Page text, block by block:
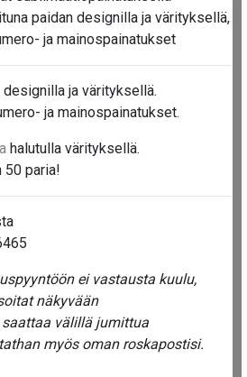
paidan designilla ja värityksellä,
ja mainospainatukset
designilla ja värityksellä.
ja mainospainatukset.
halutulla värityksellä.
50 paria!
ei vastausta kuulu,
näkyvään
välillä jumittua
myös oman roskapostisi.